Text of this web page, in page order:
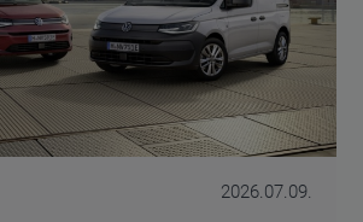
2026.07.09.